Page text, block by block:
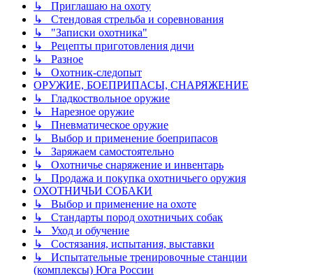
↳ Приглашаю на охоту
↳ Стендовая стрельба и соревнования
↳ "Записки охотника"
↳ Рецепты приготовления дичи
↳ Разное
↳ Охотник-следопыт
ОРУЖИЕ, БОЕПРИПАСЫ, СНАРЯЖЕНИЕ
↳ Гладкоствольное оружие
↳ Нарезное оружие
↳ Пневматическое оружие
↳ Выбор и применение боеприпасов
↳ Заряжаем самостоятельно
↳ Охотничье снаряжение и инвентарь
↳ Продажа и покупка охотничьего оружия
ОХОТНИЧЬИ СОБАКИ
↳ Выбор и применение на охоте
↳ Стандарты пород охотничьих собак
↳ Уход и обучение
↳ Состязания, испытания, выставки
↳ Испытательные тренировочные станции
(комплексы) Юга России